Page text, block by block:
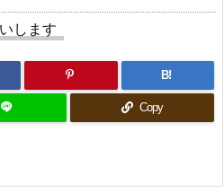
します
B!
Copy